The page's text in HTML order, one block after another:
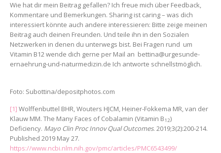
Wie hat dir mein Beitrag gefallen? Ich freue mich über Feedback,
Kommentare und Bemerkungen. Sharing ist caring – was dich
interessiert könnte auch andere interessieren: Bitte zeige meinen
Beitrag auch deinen Freunden. Und teile ihn in den Sozialen
Netzwerken in denen du unterwegs bist. Bei Fragen rund um
Vitamin B12 wende dich gerne per Mail an bettina@urgesunde-
ernaehrung-und-naturmedizin.de Ich antworte schnellstmöglich.
Foto: Subottina/depositphotos.com
[1] Wolffenbuttel BHR, Wouters HJCM, Heiner-Fokkema MR, van der
Klauw MM. The Many Faces of Cobalamin (Vitamin B12)
Deficiency. Mayo Clin Proc Innov Qual Outcomes. 2019;3(2):200-214.
Published 2019 May 27.
https://www.ncbi.nlm.nih.gov/pmc/articles/PMC6543499/